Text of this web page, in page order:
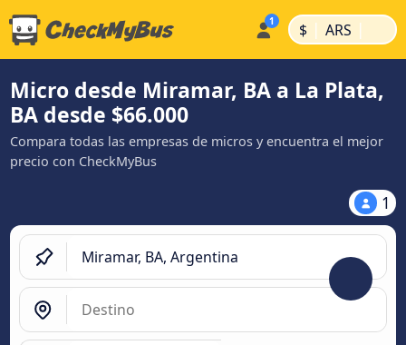
$ | ARS |
Micro desde Miramar, BA a La Plata,
BA desde $66.000
Compara todas las empresas de micros y encuentra el mejor
precio con CheckMyBus
1